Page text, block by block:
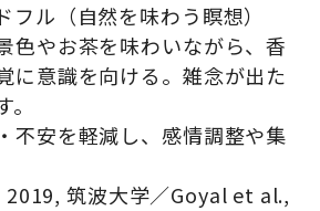
フル（自然を味わう瞑想）
色やお茶を味わいながら、香
に意識を向ける。雑念が出た
不安を軽減し、感情調整や集
2019, 筑波大学／Goyal et al.,